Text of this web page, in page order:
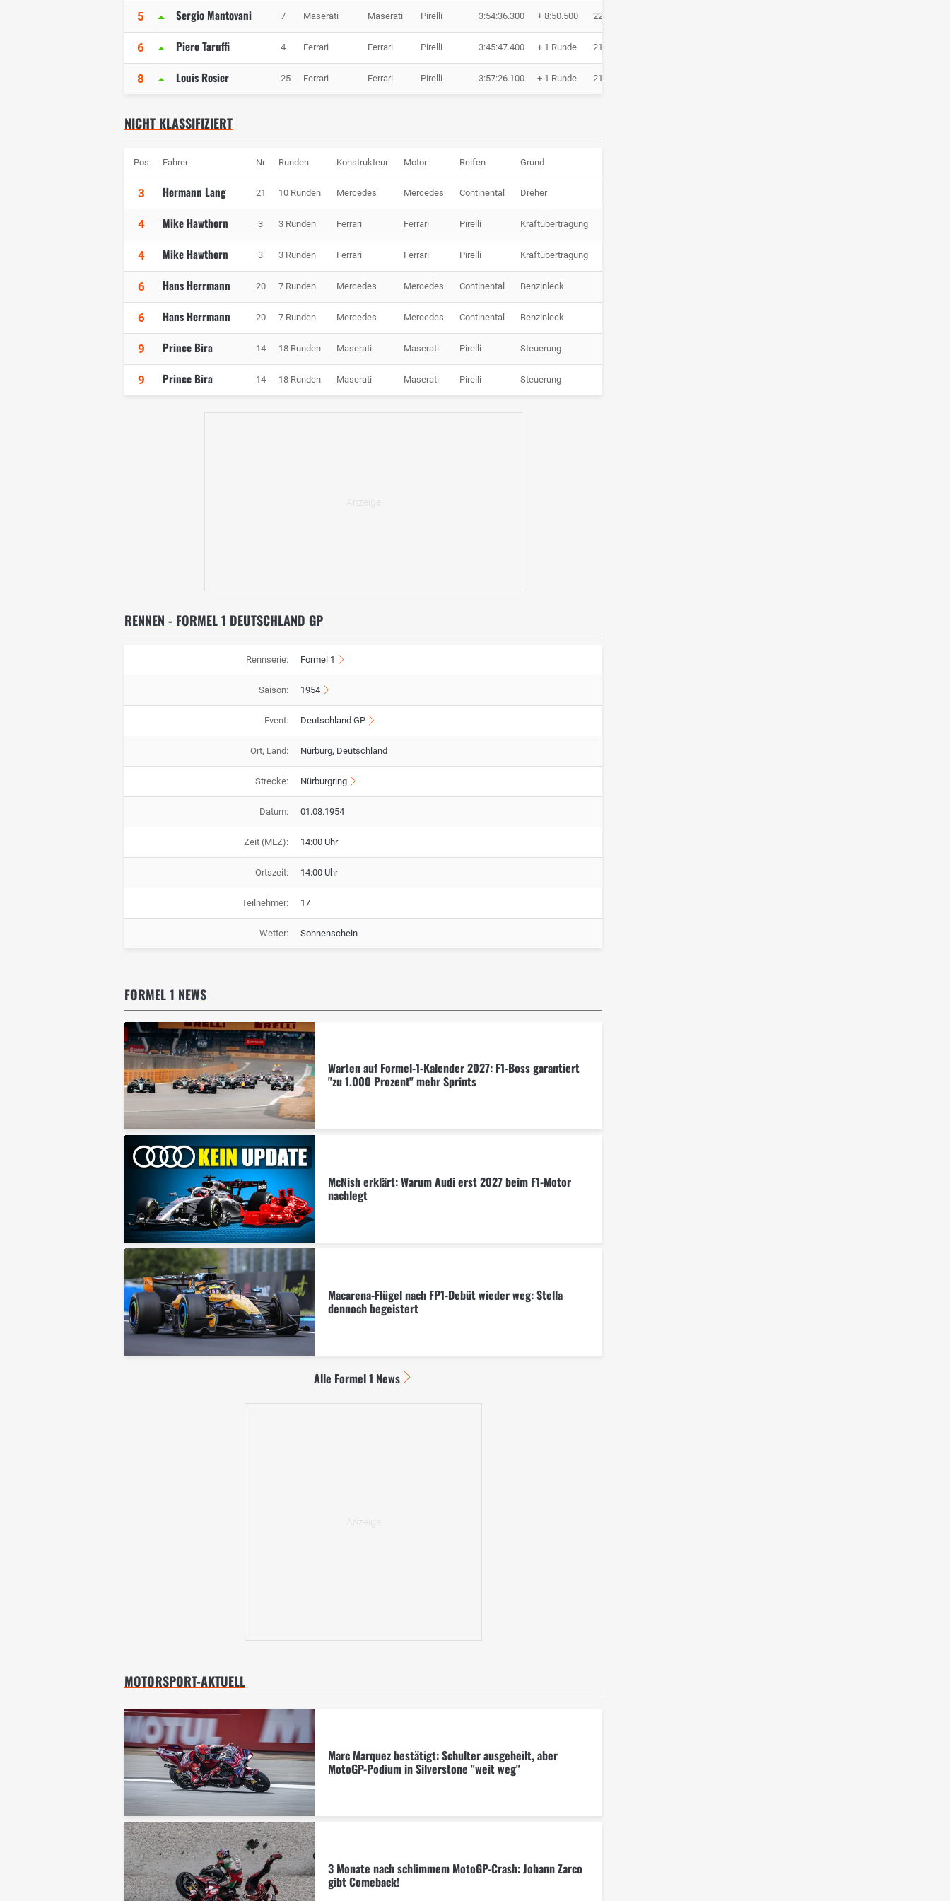
5 Sergio Mantovani 7 Maserati Maserati Pirelli 3:54:36.300 + 8:50.500 22 Runden
6 Piero Taruffi 4 Ferrari Ferrari Pirelli 3:45:47.400 + 1 Runde 21 Runden
8 Louis Rosier 25 Ferrari Ferrari Pirelli 3:57:26.100 + 1 Runde 21 Runden
NICHT KLASSIFIZIERT
Pos Fahrer Nr Runden Konstrukteur Motor Reifen Grund
3 Hermann Lang 21 10 Runden Mercedes Mercedes Continental Dreher
4 Mike Hawthorn 3 3 Runden Ferrari Ferrari Pirelli Kraftübertragung
4 Mike Hawthorn 3 3 Runden Ferrari Ferrari Pirelli Kraftübertragung
6 Hans Herrmann 20 7 Runden Mercedes Mercedes Continental Benzinleck
6 Hans Herrmann 20 7 Runden Mercedes Mercedes Continental Benzinleck
9 Prince Bira 14 18 Runden Maserati Maserati Pirelli Steuerung
9 Prince Bira 14 18 Runden Maserati Maserati Pirelli Steuerung
RENNEN - FORMEL 1 DEUTSCHLAND GP
Rennserie: Formel 1
Saison: 1954
Event: Deutschland GP
Ort, Land: Nürburg, Deutschland
Strecke: Nürburgring
Datum: 01.08.1954
Zeit (MEZ): 14:00 Uhr
Ortszeit: 14:00 Uhr
Teilnehmer: 17
Wetter: Sonnenschein
FORMEL 1 NEWS
Warten auf Formel-1-Kalender 2027: F1-Boss garantiert
"zu 1.000 Prozent" mehr Sprints
McNish erklärt: Warum Audi erst 2027 beim F1-Motor
nachlegt
Macarena-Flügel nach FP1-Debüt wieder weg: Stella
dennoch begeistert
Alle Formel 1 News
MOTORSPORT-AKTUELL
Marc Marquez bestätigt: Schulter ausgeheilt, aber
MotoGP-Podium in Silverstone "weit weg"
3 Monate nach schlimmem MotoGP-Crash: Johann Zarco
gibt Comeback!